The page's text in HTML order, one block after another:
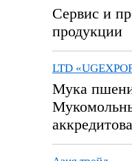
Сервис и
продукции
LTD
Мука